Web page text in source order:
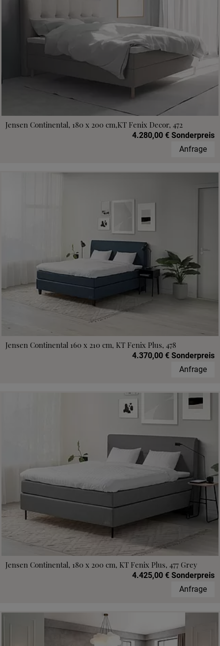
Jensen Continental, 180 x 200 cm,KT Fenix Decor, 472
4.280,00 € Sonderpreis
Anfrage
Jensen Continental 160 x 210 cm, KT Fenix Plus, 478
4.370,00 € Sonderpreis
Anfrage
Jensen Continental, 180 x 200 cm, KT Fenix Plus, 477 Grey
4.425,00 € Sonderpreis
Anfrage